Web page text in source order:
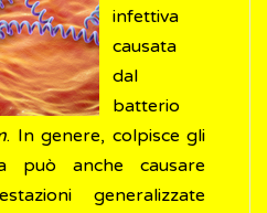
infettiva
causata
dal
batterio
. In genere, colpisce gli
può anche causare
generalizzate